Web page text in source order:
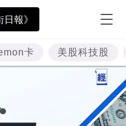
報》
卡 美股科技股